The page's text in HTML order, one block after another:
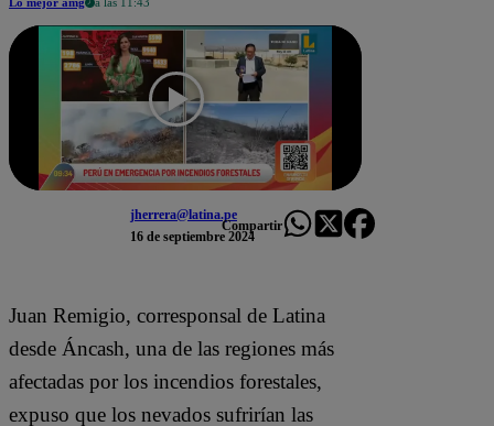
jherrera@latina.pe
16 de septiembre 2024
Compartir
Juan Remigio, corresponsal de Latina
desde Áncash, una de las regiones más
afectadas por los incendios forestales,
expuso que los nevados sufrirían las